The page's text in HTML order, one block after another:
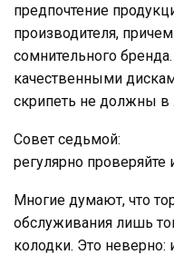
предпочтение
производителя,
сомнительного
качественными
скрипеть не должны в
Совет седьмой:
регулярно
Многие думают, что
обслуживания лишь
колодки. Это неверно: